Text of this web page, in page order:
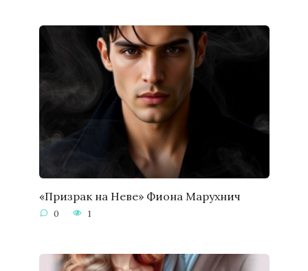
«Призрак на Неве» Фиона Марухнич
0 1